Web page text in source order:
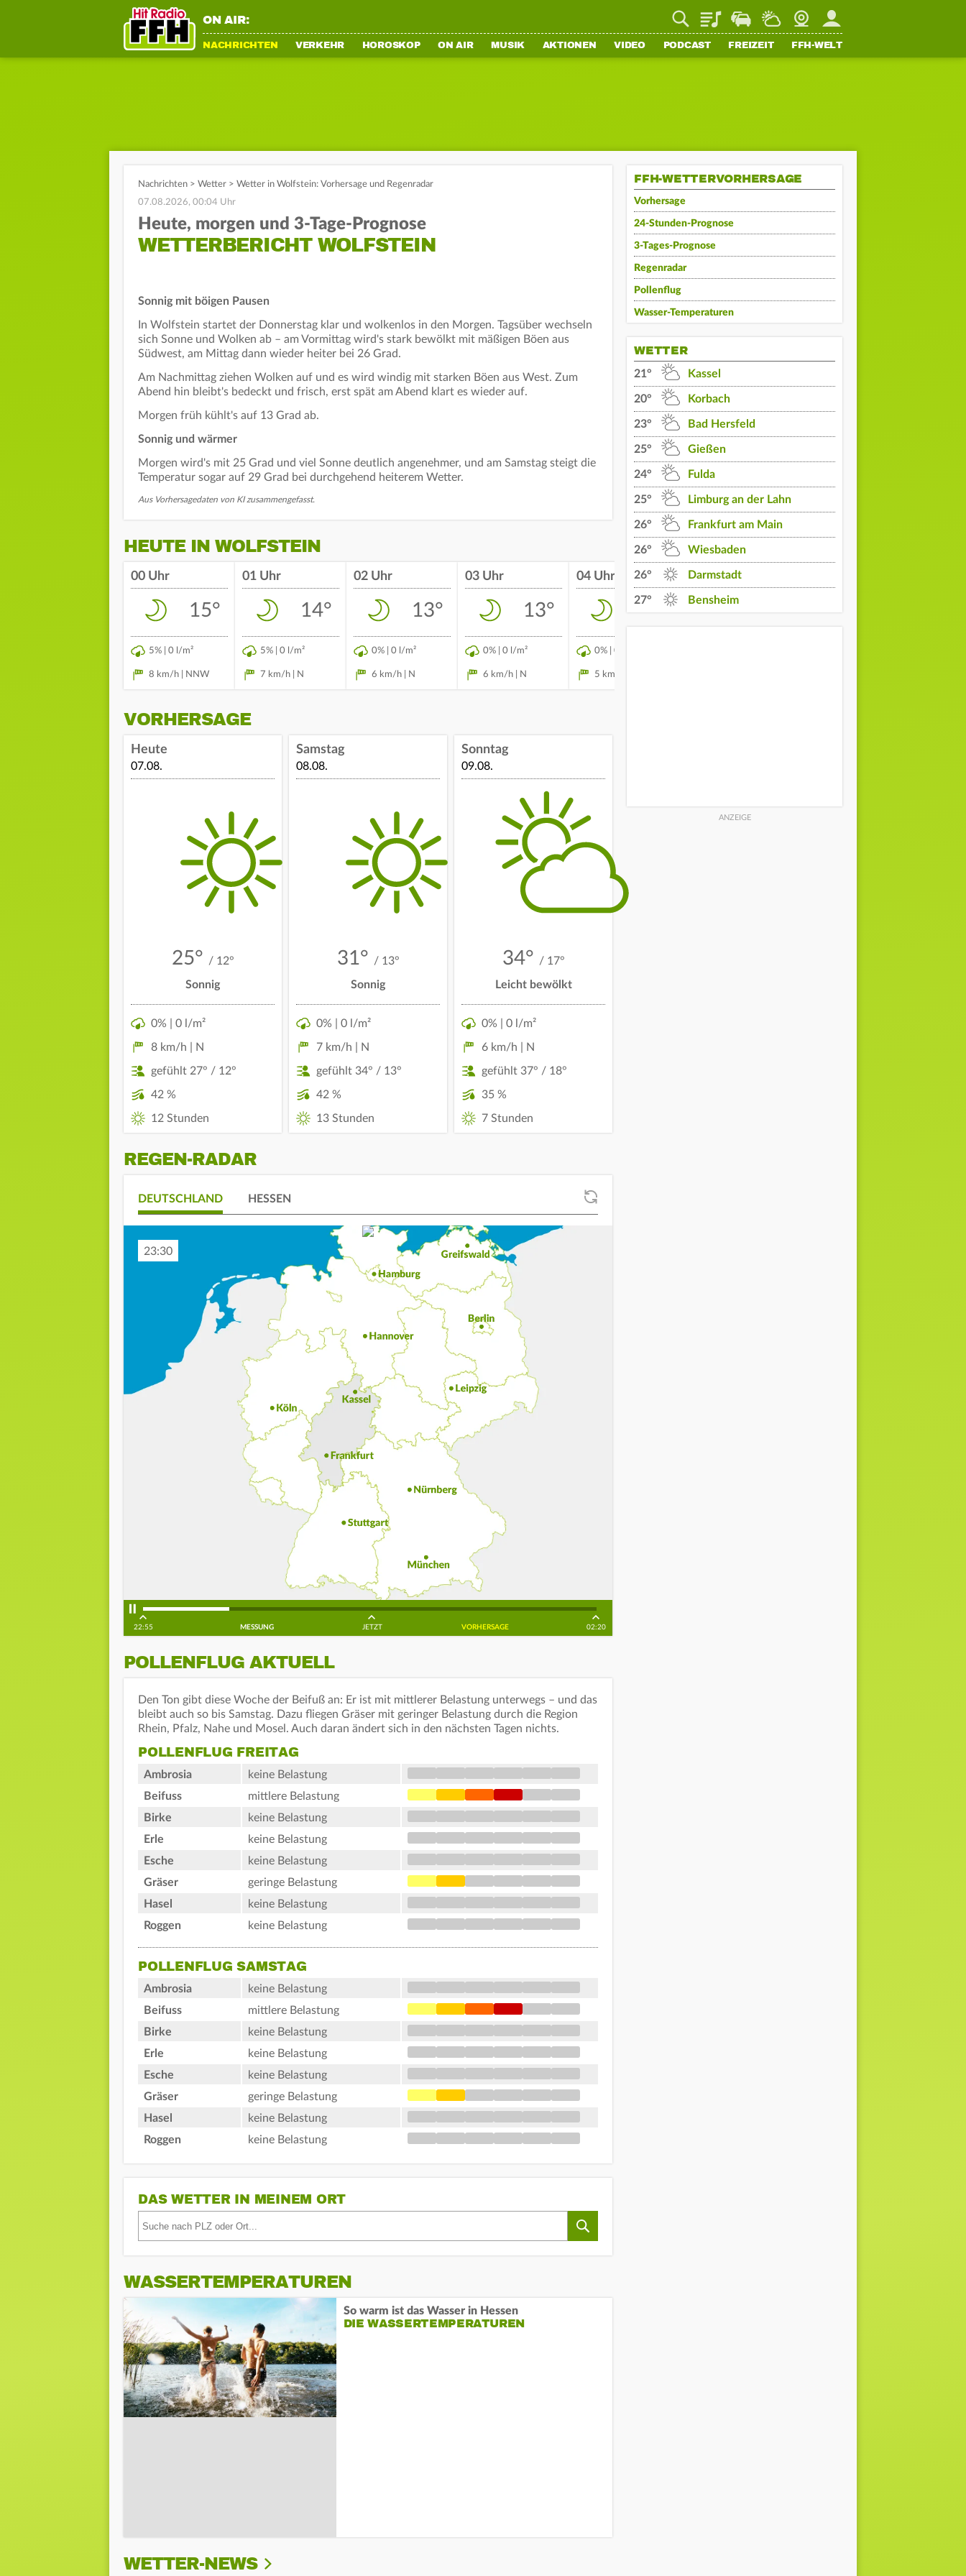
ON AIR: PlaylistStaupilotWetterWebcamMein FFH
NACHRICHTEN VERKEHR HOROSKOP ON AIR MUSIK AKTIONEN VIDEO PODCAST FREIZEIT FFH-WELT
Nachrichten > Wetter > Wetter in Wolfstein: Vorhersage und Regenradar
07.08.2026, 00:04 Uhr
Heute, morgen und 3-Tage-Prognose
WETTERBERICHT WOLFSTEIN
Sonnig mit böigen Pausen
In Wolfstein startet der Donnerstag klar und wolkenlos in den Morgen. Tagsüber wechseln
sich Sonne und Wolken ab – am Vormittag wird's stark bewölkt mit mäßigen Böen aus
Südwest, am Mittag dann wieder heiter bei 26 Grad.
Am Nachmittag ziehen Wolken auf und es wird windig mit starken Böen aus West. Zum
Abend hin bleibt's bedeckt und frisch, erst spät am Abend klart es wieder auf.
Morgen früh kühlt's auf 13 Grad ab.
Sonnig und wärmer
Morgen wird's mit 25 Grad und viel Sonne deutlich angenehmer, und am Samstag steigt die
Temperatur sogar auf 29 Grad bei durchgehend heiterem Wetter.
Aus Vorhersagedaten von KI zusammengefasst.
HEUTE IN WOLFSTEIN
00 Uhr
15°
5% | 0 l/m²
8 km/h | NNW
01 Uhr
14°
5% | 0 l/m²
7 km/h | N
02 Uhr
13°
0% | 0 l/m²
6 km/h | N
03 Uhr
13°
0% | 0 l/m²
6 km/h | N
04 Uhr
12°
0% | 0 l/m²
5 km/h | N
05 Uhr
12°
VORHERSAGE
Heute
07.08.
25° / 12°
Sonnig
0% | 0 l/m²
8 km/h | N
gefühlt 27° / 12°
42 %
12 Stunden
Samstag
08.08.
31° / 13°
Sonnig
0% | 0 l/m²
7 km/h | N
gefühlt 34° / 13°
42 %
13 Stunden
Sonntag
09.08.
34° / 17°
Leicht bewölkt
0% | 0 l/m²
6 km/h | N
gefühlt 37° / 18°
35 %
7 Stunden
REGEN-RADAR
DEUTSCHLAND HESSEN
23:40
22:55 MESSUNG JETZT VORHERSAGE 02:20
POLLENFLUG AKTUELL
Den Ton gibt diese Woche der Beifuß an: Er ist mit mittlerer Belastung unterwegs – und das
bleibt auch so bis Samstag. Dazu fliegen Gräser mit geringer Belastung durch die Region
Rhein, Pfalz, Nahe und Mosel. Auch daran ändert sich in den nächsten Tagen nichts.
POLLENFLUG FREITAG
Ambrosia
keine Belastung
Beifuss
mittlere Belastung
Birke
keine Belastung
Erle
keine Belastung
Esche
keine Belastung
Gräser
geringe Belastung
Hasel
keine Belastung
Roggen
keine Belastung
POLLENFLUG SAMSTAG
Ambrosia
keine Belastung
Beifuss
mittlere Belastung
Birke
keine Belastung
Erle
keine Belastung
Esche
keine Belastung
Gräser
geringe Belastung
Hasel
keine Belastung
Roggen
keine Belastung
DAS WETTER IN MEINEM ORT
WASSERTEMPERATUREN
So warm ist das Wasser in Hessen
DIE WASSERTEMPERATUREN
WETTER-NEWS
FFH-WETTERVORHERSAGE
Vorhersage
24-Stunden-Prognose
3-Tages-Prognose
Regenradar
Pollenflug
Wasser-Temperaturen
WETTER
21° Kassel
20° Korbach
23° Bad Hersfeld
25° Gießen
24° Fulda
25° Limburg an der Lahn
26° Frankfurt am Main
26° Wiesbaden
26° Darmstadt
27° Bensheim